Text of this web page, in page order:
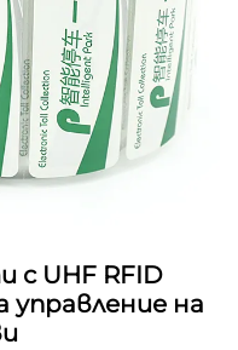
UHF RFID
на